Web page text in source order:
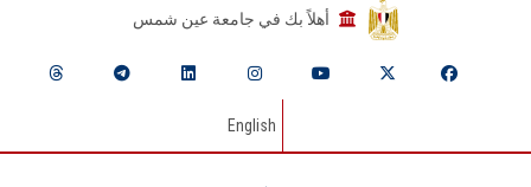
أهلاً بك في جامعة عين شمس
English